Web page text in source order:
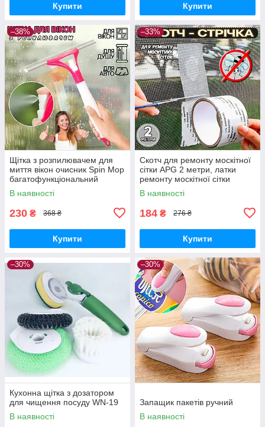
Купити Купити
–38%
Щітка з розпилювачем для
миття вікон очисник Spin Mop
багатофункціональний
очисник скла
В наявності
230 ₴ 368 ₴
Купити
–33%
Скотч для ремонту москітної
сітки APG 2 метри, латки
ремонту москітної сітки
В наявності
184 ₴ 276 ₴
Купити
–30%
Кухонна щітка з дозатором
для чищення посуду WN-19
В наявності
–30%
Запащик пакетів ручний
В наявності